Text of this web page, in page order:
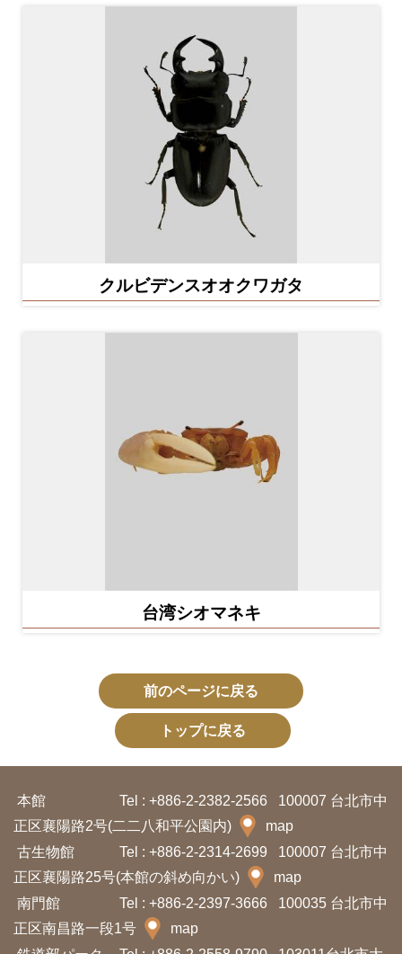
クルビデンスオオクワガタ
台湾シオマネキ
前のページに戻る
トップに戻る
本館 Tel : +886-2-2382-2566
100007 台北市中
正区襄陽路2号(二二八和平公園内)
map
古生物館
Tel : +886-2-2314-2699
100007 台北市中
正区襄陽路25号(本館の斜め向かい)
map
南門館
Tel : +886-2-2397-3666
100035 台北市中
正区南昌路一段1号
map